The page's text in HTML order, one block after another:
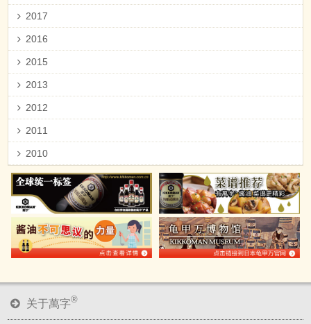
2017
2016
2015
2013
2012
2011
2010
关于萬字®